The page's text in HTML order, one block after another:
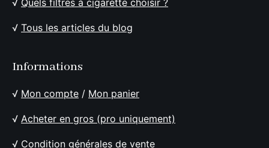
√ Quels filtres à cigarette choisir ?
√ Tous les articles du blog
Informations
√ Mon compte / Mon panier
√ Acheter en gros (pro uniquement)
√ Condition générales de vente